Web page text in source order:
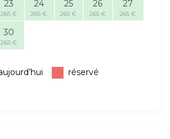
23
265 €
24
265 €
25
265 €
26
265 €
27
265 €
30
265 €
réservé